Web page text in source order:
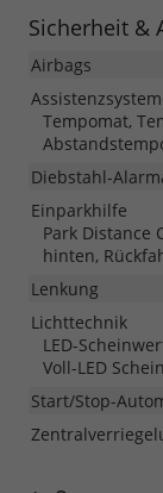
Sicherheit &
Airbags
Tempomat,
Diebstahl-
Einparkhilfe
Park Distance
hinten,
Lenkung
Lichttechnik
LED-
Voll-LED
Start/Stop-